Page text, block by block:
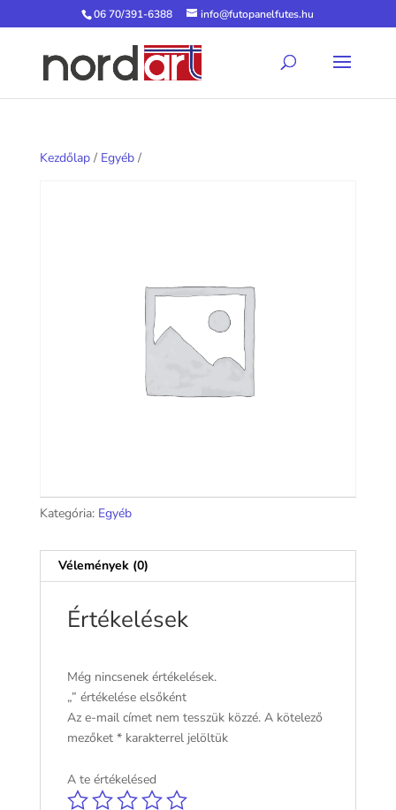
06 70/391-6388 info@futopanelfutes.hu
Kezdőlap/ Egyéb/
Kategória: Egyéb
Vélemények (0)
Értékelések
Még nincsenek értékelések.
„” értékelése elsőként
Az e-mail címet nem tesszük közzé. A kötelező
mezőket *karakterrel jelöltük
A te értékelésed